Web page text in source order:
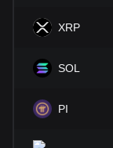
XRP
SOL
PI